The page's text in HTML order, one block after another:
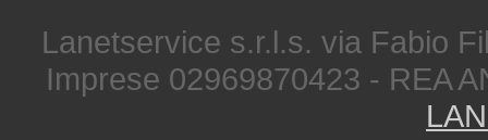
Lanetservice s.r.l.s. via Fabio
Imprese 02969870423 - REA